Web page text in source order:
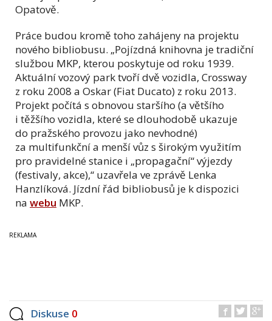
Opatově.
Práce budou kromě toho zahájeny na projektu
nového bibliobusu. „Pojízdná knihovna je tradiční
službou MKP, kterou poskytuje od roku 1939.
Aktuální vozový park tvoří dvě vozidla, Crossway
z roku 2008 a Oskar (Fiat Ducato) z roku 2013.
Projekt počítá s obnovou staršího (a většího
i těžšího vozidla, které se dlouhodobě ukazuje
do pražského provozu jako nevhodné)
za multifunkční a menší vůz s širokým využitím
pro pravidelné stanice i „propagační“ výjezdy
(festivaly, akce),“ uzavřela ve zprávě Lenka
Hanzlíková. Jízdní řád bibliobusů je k dispozici
na webu MKP.
Diskuse 0